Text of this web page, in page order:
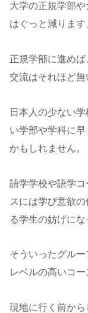
大学の正規学部
はぐっと減ります
正規学部に進め
交流はそれほど無
日本人の少ない
い学部や学科に
かもしれません。
語学学校や語学
スには学び意欲
る学生の妨げにな
そういったグル
レベルの高いコ
現地に行く前か